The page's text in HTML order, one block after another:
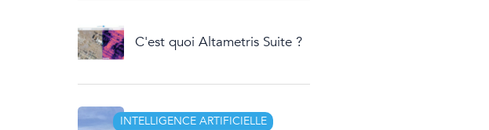
C'est quoi Altametris Suite ?
INTELLIGENCE ARTIFICIELLE